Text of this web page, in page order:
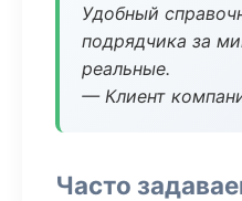
Удобный
подрядчика за
реальные.
— Клиент
Часто